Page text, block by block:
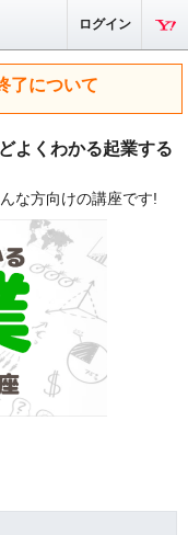
ログイン
了について
よくわかる起業する
な方向けの講座です!